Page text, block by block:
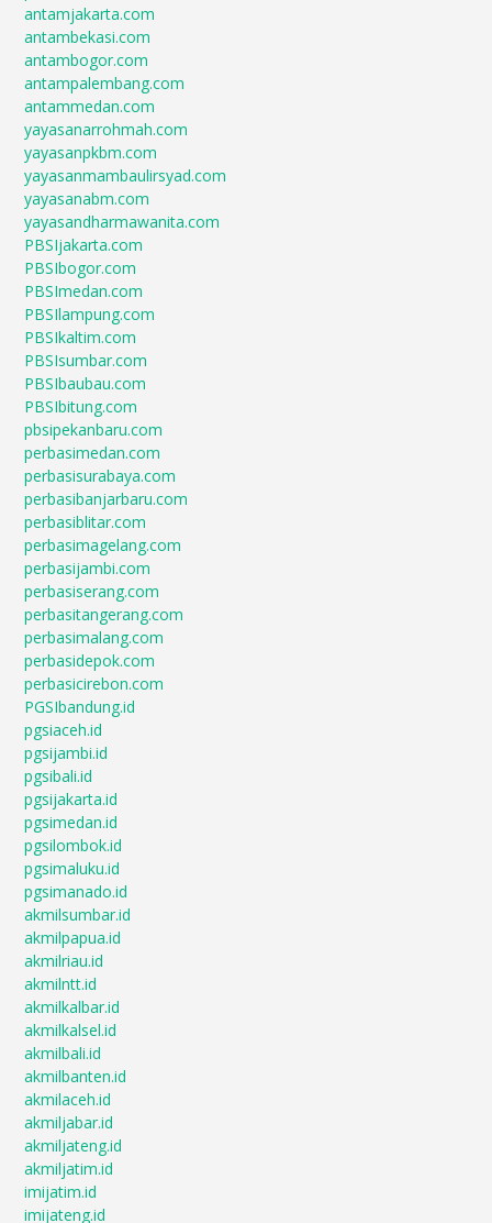
antamjakarta.com
antambekasi.com
antambogor.com
antampalembang.com
antammedan.com
yayasanarrohmah.com
yayasanpkbm.com
yayasanmambaulirsyad.com
yayasanabm.com
yayasandharmawanita.com
PBSIjakarta.com
PBSIbogor.com
PBSImedan.com
PBSIlampung.com
PBSIkaltim.com
PBSIsumbar.com
PBSIbaubau.com
PBSIbitung.com
pbsipekanbaru.com
perbasimedan.com
perbasisurabaya.com
perbasibanjarbaru.com
perbasiblitar.com
perbasimagelang.com
perbasijambi.com
perbasiserang.com
perbasitangerang.com
perbasimalang.com
perbasidepok.com
perbasicirebon.com
PGSIbandung.id
pgsiaceh.id
pgsijambi.id
pgsibali.id
pgsijakarta.id
pgsimedan.id
pgsilombok.id
pgsimaluku.id
pgsimanado.id
akmilsumbar.id
akmilpapua.id
akmilriau.id
akmilntt.id
akmilkalbar.id
akmilkalsel.id
akmilbali.id
akmilbanten.id
akmilaceh.id
akmiljabar.id
akmiljateng.id
akmiljatim.id
imijatim.id
imijateng.id